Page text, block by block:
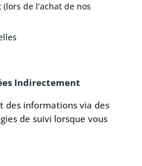
de l’achat de nos
Indirectement
des informations via des
de suivi lorsque vous